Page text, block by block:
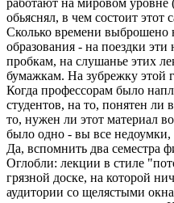
работают на мировом уровне
обьяснял, в чем состоит
Сколько времени выброшено
образования - на поездки
пробкам, на слушанье этих
бумажкам. На зубрежку этой
Когда профессорам было
студентов, на то, понятен ли
то, нужен ли этот материал
было одно - вы все недоумки,
Да, вспомнить два семестра
Оглобли: лекции в стиле
грязной доске, на которой
аудитории со щелястыми